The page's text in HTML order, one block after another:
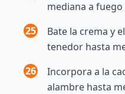
mediana a fuego
25
Bate la crema y
tenedor hasta
26
Incorpora a la
alambre hasta